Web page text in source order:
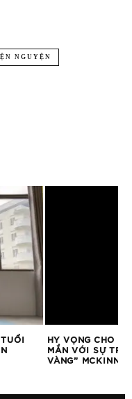
NGUYỆN
HY VỌNG CHO
MẮN VỚI SỰ
VÀNG”